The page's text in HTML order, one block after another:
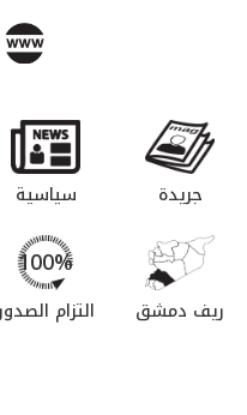
جريدة سياسية
ريف دمشق
100%
التزام